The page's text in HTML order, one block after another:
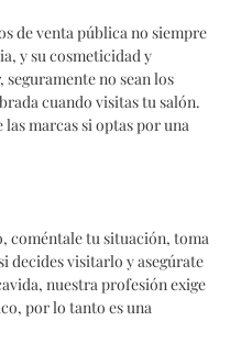
de venta pública no siempre
y su cosmeticidad y
no sean los
cuando visitas tu salón.
marcas si optas por una
coméntale tu situación, toma
decides visitarlo y asegúrate
nuestra profesión exige
por lo tanto es una